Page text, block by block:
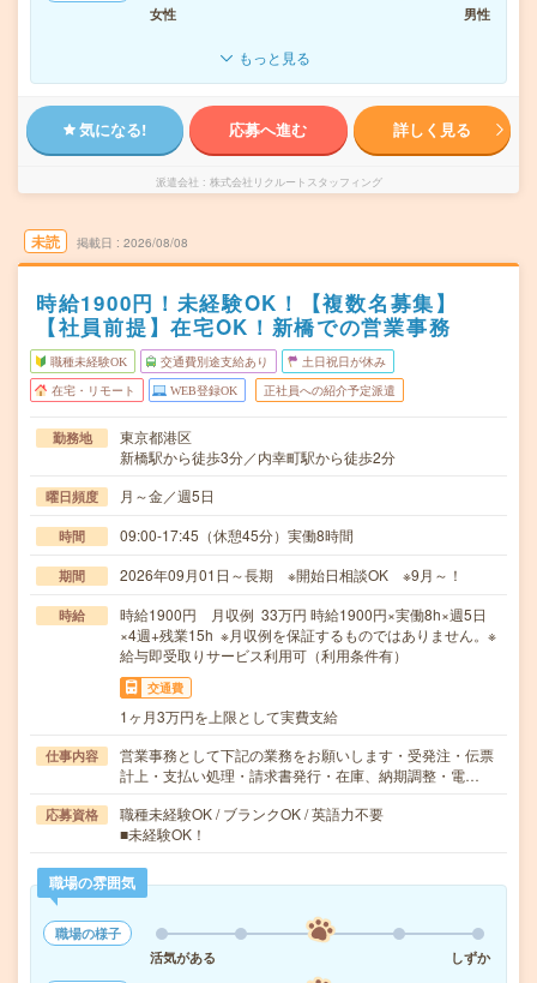
女性
男性
もっと見る
気になる! 応募へ進む 詳しく見る
派遣会社 株式会社リクルートスタッフィング
未読 掲載日 2026/08/08
時給1900円！未経験OK！【複数名募集】
【社員前提】在宅OK！新橋での営業事務
職種未経験OK 交通費別途支給あり 土日祝日が休み
在宅・リモート WEB登録OK 正社員への紹介予定派遣
勤務地
東京都港区
新橋駅から徒歩3分／内幸町駅から徒歩2分
曜日頻度 月～金／週5日
時間 09:00-17:45（休憩45分）実働8時間
期間 2026年09月01日～長期 ※開始日相談OK ※9月～！
時給
時給1900円 月収例 33万円 時給1900円×実働8h×週5日
×4週+残業15h ※月収例を保証するものではありません。※
給与即受取りサービス利用可（利用条件有）
交通費
1ヶ月3万円を上限として実費支給
仕事内容
営業事務として下記の業務をお願いします・受発注・伝票
計上・支払い処理・請求書発行・在庫、納期調整・電…
応募資格
職種未経験OK / ブランクOK / 英語力不要
■未経験OK！
職場の雰囲気
職場の様子
活気がある
しずか